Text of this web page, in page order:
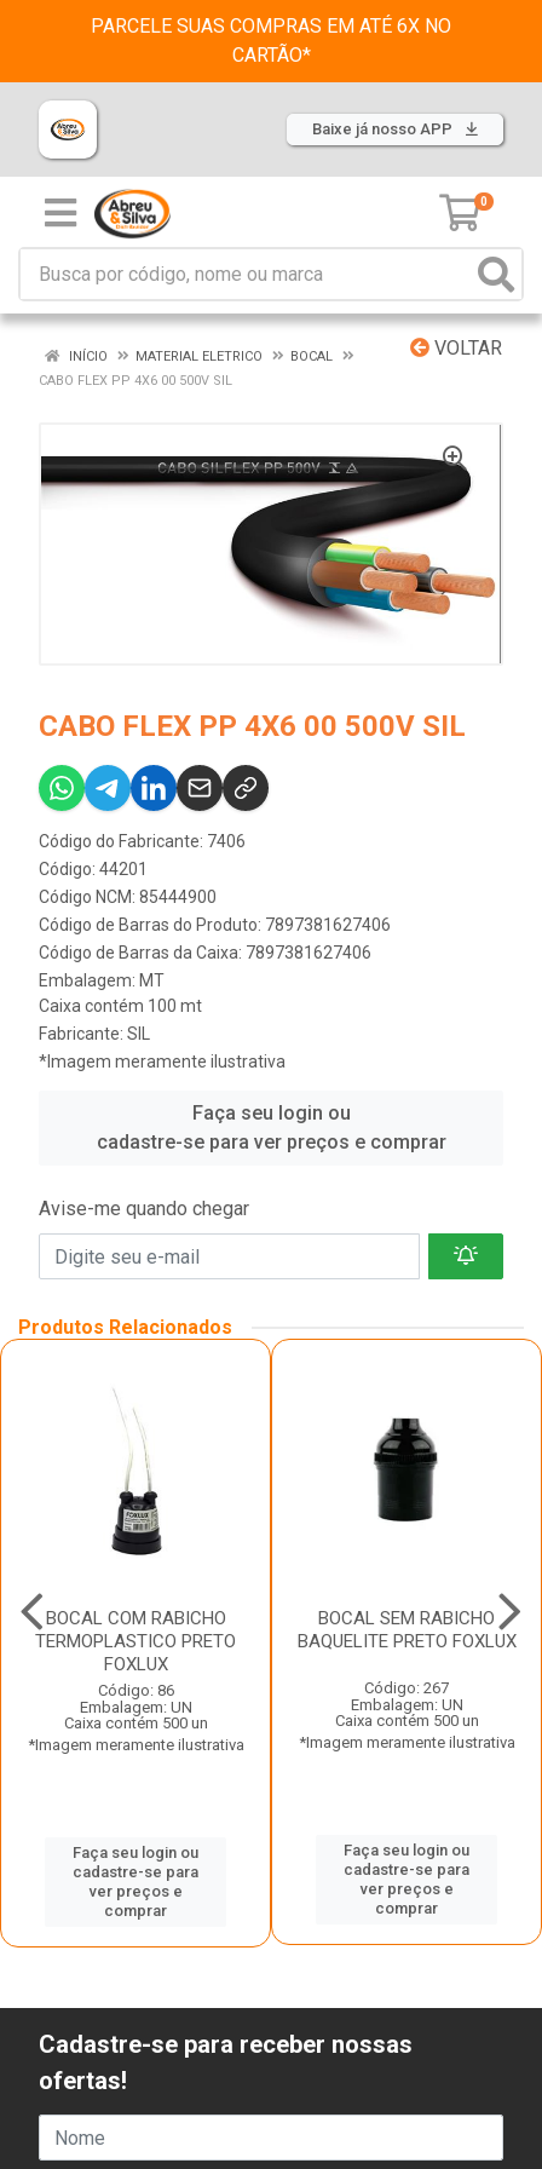
PARCELE SUAS COMPRAS EM ATÉ 6X NO
CARTÃO*
Baixe já nosso APP
0
VOLTAR
INÍCIO MATERIAL ELETRICO
BOCAL
CABO FLEX PP 4X6 00 500V SIL
CABO FLEX PP 4X6 00 500V SIL
Código do Fabricante: 7406
Código: 44201
Código NCM: 85444900
Código de Barras do Produto: 7897381627406
Código de Barras da Caixa: 7897381627406
Embalagem: MT
Caixa contém 100 mt
Fabricante: SIL
*Imagem meramente ilustrativa
Faça seu login ou
cadastre-se para ver preços e comprar
Avise-me quando chegar
Produtos Relacionados
BOCAL COM RABICHO
TERMOPLASTICO PRETO
FOXLUX
Código: 86
Embalagem: UN
Caixa contém 500 un
*Imagem meramente ilustrativa
Faça seu login ou
cadastre-se para
ver preços e
comprar
BOCAL SEM RABICHO
BAQUELITE PRETO FOXLUX
Código: 267
Embalagem: UN
Caixa contém 500 un
*Imagem meramente ilustrativa
Faça seu login ou
cadastre-se para
ver preços e
comprar
Cadastre-se para receber nossas
ofertas!